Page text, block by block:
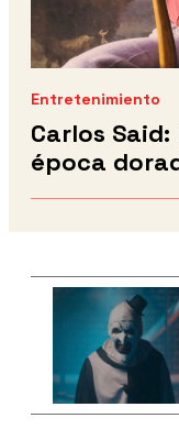
Entretenimiento
Carlos
época